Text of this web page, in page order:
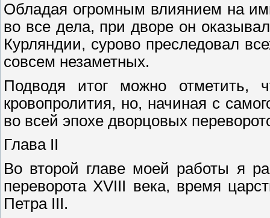
Обладая огромным влиянием на
во все дела, при дворе он
Курляндии, сурово преследовал
совсем незаметных.
Подводя итог можно отметить,
кровопролития, но, начиная с
во всей эпохе дворцовых
Глава II
Во второй главе моей работы я
переворота XVIII века, время
Петра III.